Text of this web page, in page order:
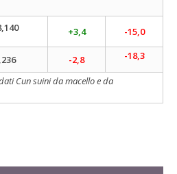
+3,4
-15,0
-2,8 -18,3
Cun suini da macello e da